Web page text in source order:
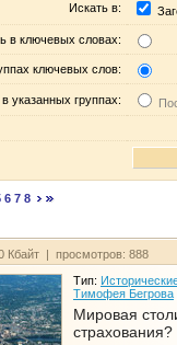
Искать в:
в ключевых словах:
ключевых слов:
указанных группах:
6 7 8
Кбайт | просмотров: 888
Тип:
Тимофея Бегрова
Мировая
страхования?